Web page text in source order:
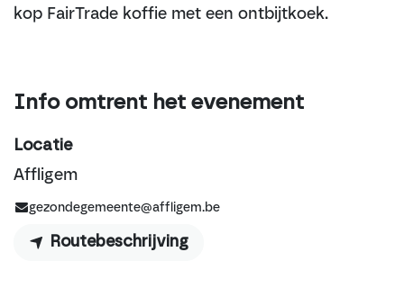
kop FairTrade koffie met een ontbijtkoek.
Info omtrent het evenement
Locatie
Affligem
gezondegemeente@affligem.be
Routebeschrijving